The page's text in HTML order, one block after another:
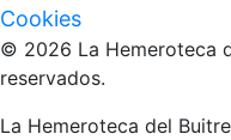
Cookies
© 2026 La Hemeroteca
reservados.
La Hemeroteca del